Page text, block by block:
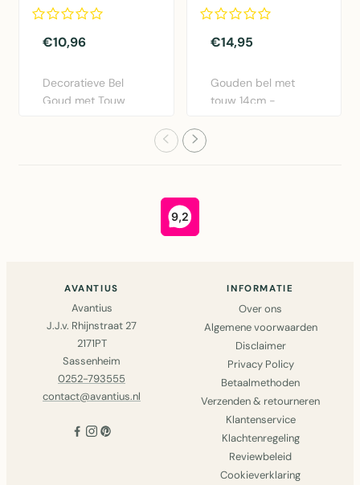
€10,96
Decoratieve Bel
Goud met Touw
€14,95
Gouden bel met
touw 14cm -
AVANTIUS
Avantius
J.J.v. Rhijnstraat 27
2171PT
Sassenheim
0252-793555
contact@avantius.nl
INFORMATIE
Over ons
Algemene voorwaarden
Disclaimer
Privacy Policy
Betaalmethoden
Verzenden & retourneren
Klantenservice
Klachtenregeling
Reviewbeleid
Cookieverklaring